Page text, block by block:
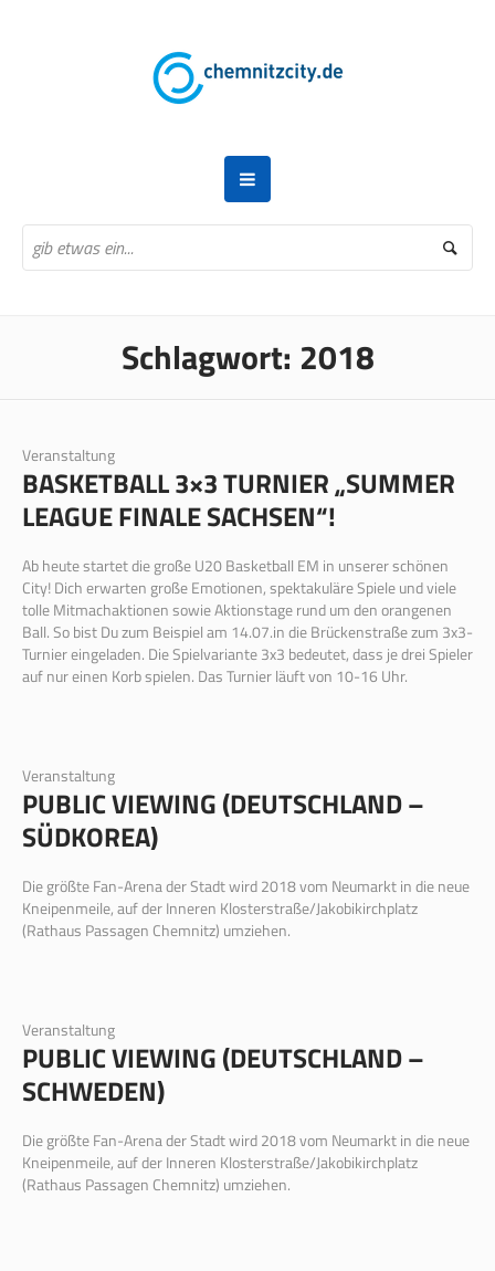
Schlagwort: 2018
Veranstaltung
BASKETBALL 3×3 TURNIER „SUMMER
LEAGUE FINALE SACHSEN“!
Ab heute startet die große U20 Basketball EM in unserer schönen
City! Dich erwarten große Emotionen, spektakuläre Spiele und viele
tolle Mitmachaktionen sowie Aktionstage rund um den orangenen
Ball. So bist Du zum Beispiel am 14.07.in die Brückenstraße zum 3x3-
Turnier eingeladen. Die Spielvariante 3x3 bedeutet, dass je drei Spieler
auf nur einen Korb spielen. Das Turnier läuft von 10-16 Uhr.
Veranstaltung
PUBLIC VIEWING (DEUTSCHLAND –
SÜDKOREA)
Die größte Fan-Arena der Stadt wird 2018 vom Neumarkt in die neue
Kneipenmeile, auf der Inneren Klosterstraße/Jakobikirchplatz
(Rathaus Passagen Chemnitz) umziehen.
Veranstaltung
PUBLIC VIEWING (DEUTSCHLAND –
SCHWEDEN)
Die größte Fan-Arena der Stadt wird 2018 vom Neumarkt in die neue
Kneipenmeile, auf der Inneren Klosterstraße/Jakobikirchplatz
(Rathaus Passagen Chemnitz) umziehen.